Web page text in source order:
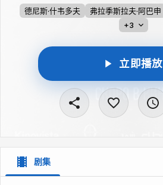
德尼斯·什韦多夫 弗拉季斯拉夫·阿巴申
+3
立即播放
剧集